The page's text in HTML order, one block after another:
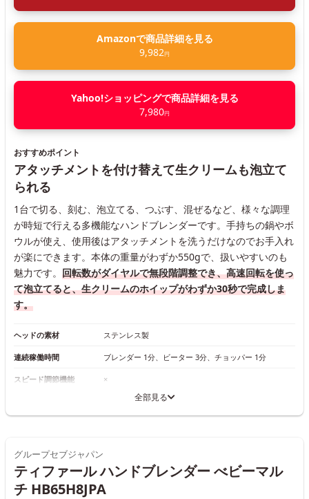
Amazonで商品詳細を見る
9,982円
Yahoo!ショッピングで商品詳細を見る
7,980円
おすすめポイント
アタッチメントを付け替えて生クリームも泡立て
られる
1台で切る、刻む、泡立てる、つぶす、混ぜるなど、様々な調理
が時短で行える多機能なハンドブレンダーです。手持ちの鍋やボ
ウルが使え、使用後はアタッチメントを洗うだけなのでお手入れ
が楽にできます。本体の重量がわずか550gで、扱いやすいのも
魅力です。 回転数がダイヤルで無段階調整でき、高速回転を使っ
て泡立てると、生クリームのホイップがわずか30秒で完成しま
す。
ヘッドの素材 ステンレス製
連続稼働時間 ブレンダー 1分、ビーター 3分、チョッパー 1分
スピード調節機能 ×
全部見る
グループセブジャパン
ティファール ハンドブレンダー べビーマル
チ HB65H8JPA